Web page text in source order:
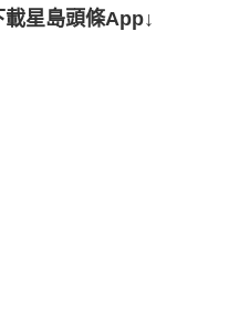
載星島頭條App↓